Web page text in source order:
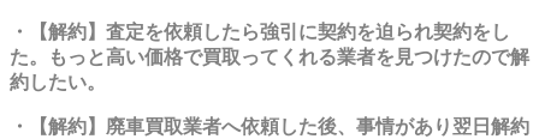
・【解約】査定を依頼したら強引に契約を迫られ契約をし
た。もっと高い価格で買取ってくれる業者を見つけたので解
約したい。
・【解約】廃車買取業者へ依頼した後、事情があり翌日解約